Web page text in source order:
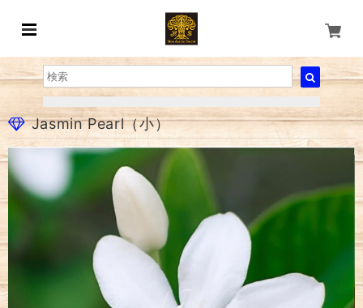
Jasmin Pearl（小）